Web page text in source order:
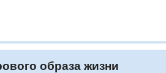
образа жизни